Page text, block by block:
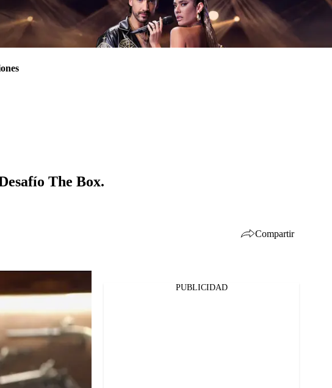
The Box.
Compartir
Facebook
Twitter
Whatsapp
PUBLICIDAD